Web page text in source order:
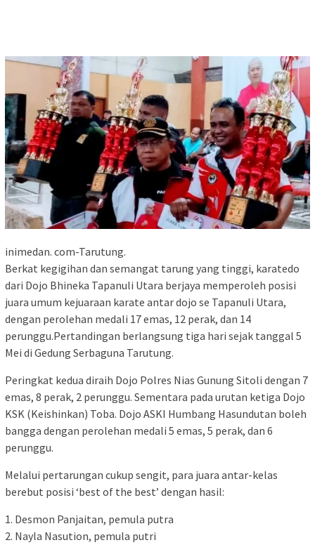
inimedan. com-Tarutung.
Berkat kegigihan dan semangat tarung yang tinggi, karatedo
dari Dojo Bhineka Tapanuli Utara berjaya memperoleh posisi
juara umum kejuaraan karate antar dojo se Tapanuli Utara,
dengan perolehan medali 17 emas, 12 perak, dan 14
perunggu.Pertandingan berlangsung tiga hari sejak tanggal 5
Mei di Gedung Serbaguna Tarutung.
Peringkat kedua diraih Dojo Polres Nias Gunung Sitoli dengan 7
emas, 8 perak, 2 perunggu. Sementara pada urutan ketiga Dojo
KSK (Keishinkan) Toba. Dojo ASKI Humbang Hasundutan boleh
bangga dengan perolehan medali 5 emas, 5 perak, dan 6
perunggu.
Melalui pertarungan cukup sengit, para juara antar-kelas
berebut posisi ‘best of the best’ dengan hasil:
1. Desmon Panjaitan, pemula putra
2. Nayla Nasution, pemula putri